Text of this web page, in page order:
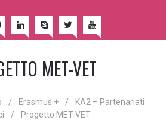
MET-VET
/ Erasmus + /
KA2 – Partenariati
/ Progetto MET-VET